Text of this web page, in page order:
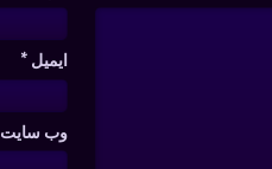
ایمیل *
وب‌ سایت